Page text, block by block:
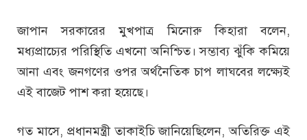
জাপান সরকারের মুখপাত্র মিনোরু কিহারা বলেন,
মধ্যপ্রাচ্যের পরিস্থিতি এখনো অনিশ্চিত। সম্ভাব্য ঝুঁকি কমিয়ে
আনা এবং জনগণের ওপর অর্থনৈতিক চাপ লাঘবের লক্ষ্যেই
এই বাজেট পাশ করা হয়েছে।
গত মাসে, প্রধানমন্ত্রী তাকাইচি জানিয়েছিলেন, অতিরিক্ত এই